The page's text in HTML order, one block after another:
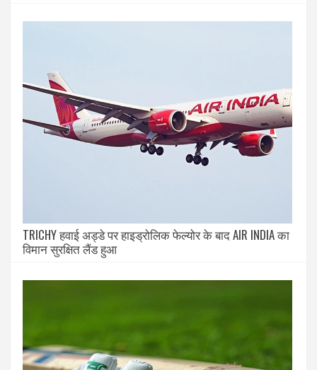
TRICHY हवाई अड्डे पर हाइड्रोलिक फेल्योर के बाद AIR INDIA का
विमान सुरक्षित लैंड हुआ